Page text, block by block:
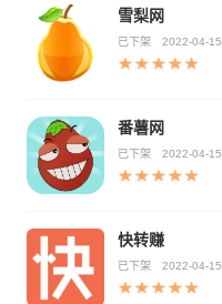
雪梨网
已下架 2022-04-15
番薯网
已下架 2022-04-15
快转赚
已下架 2022-04-15